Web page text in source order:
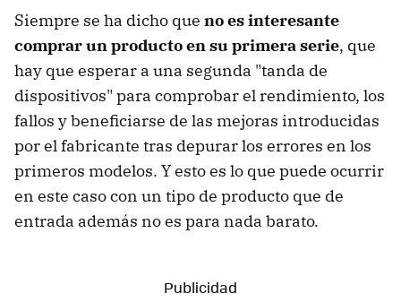
Siempre se ha dicho que no es interesante
comprar un producto en su primera serie, que
hay que esperar a una segunda "tanda de
dispositivos" para comprobar el rendimiento, los
fallos y beneficiarse de las mejoras introducidas
por el fabricante tras depurar los errores en los
primeros modelos. Y esto es lo que puede ocurrir
en este caso con un tipo de producto que de
entrada además no es para nada barato.